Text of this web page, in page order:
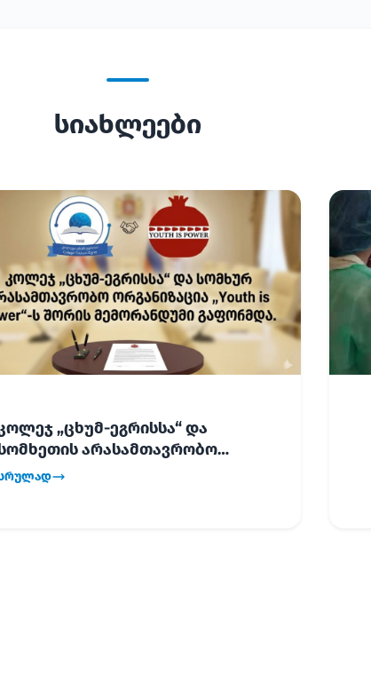
სიახლეები
„ცხუმ-ეგრისსა“ და
არასამთავრობო
„Youth is Power“-ს